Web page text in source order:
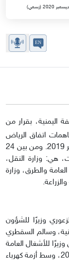
اليمنية، بقرار من
اتفاق الرياض
الموقع مع المجلس الانتقالي الجنوبي في نوفمبر 2019. ومن بين 24
هي: وزارة النقل،
والطرق، وزارة
وزيرًا للشؤون
وسالم السقطري
للأشغال العامة
والطرق قبل أن يتولى وزارة الكهرباء في يوليو 2022، وسط أزمة كهرباء